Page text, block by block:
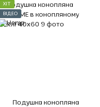
ХІТ
ВІДЕО
Подушка конопляна